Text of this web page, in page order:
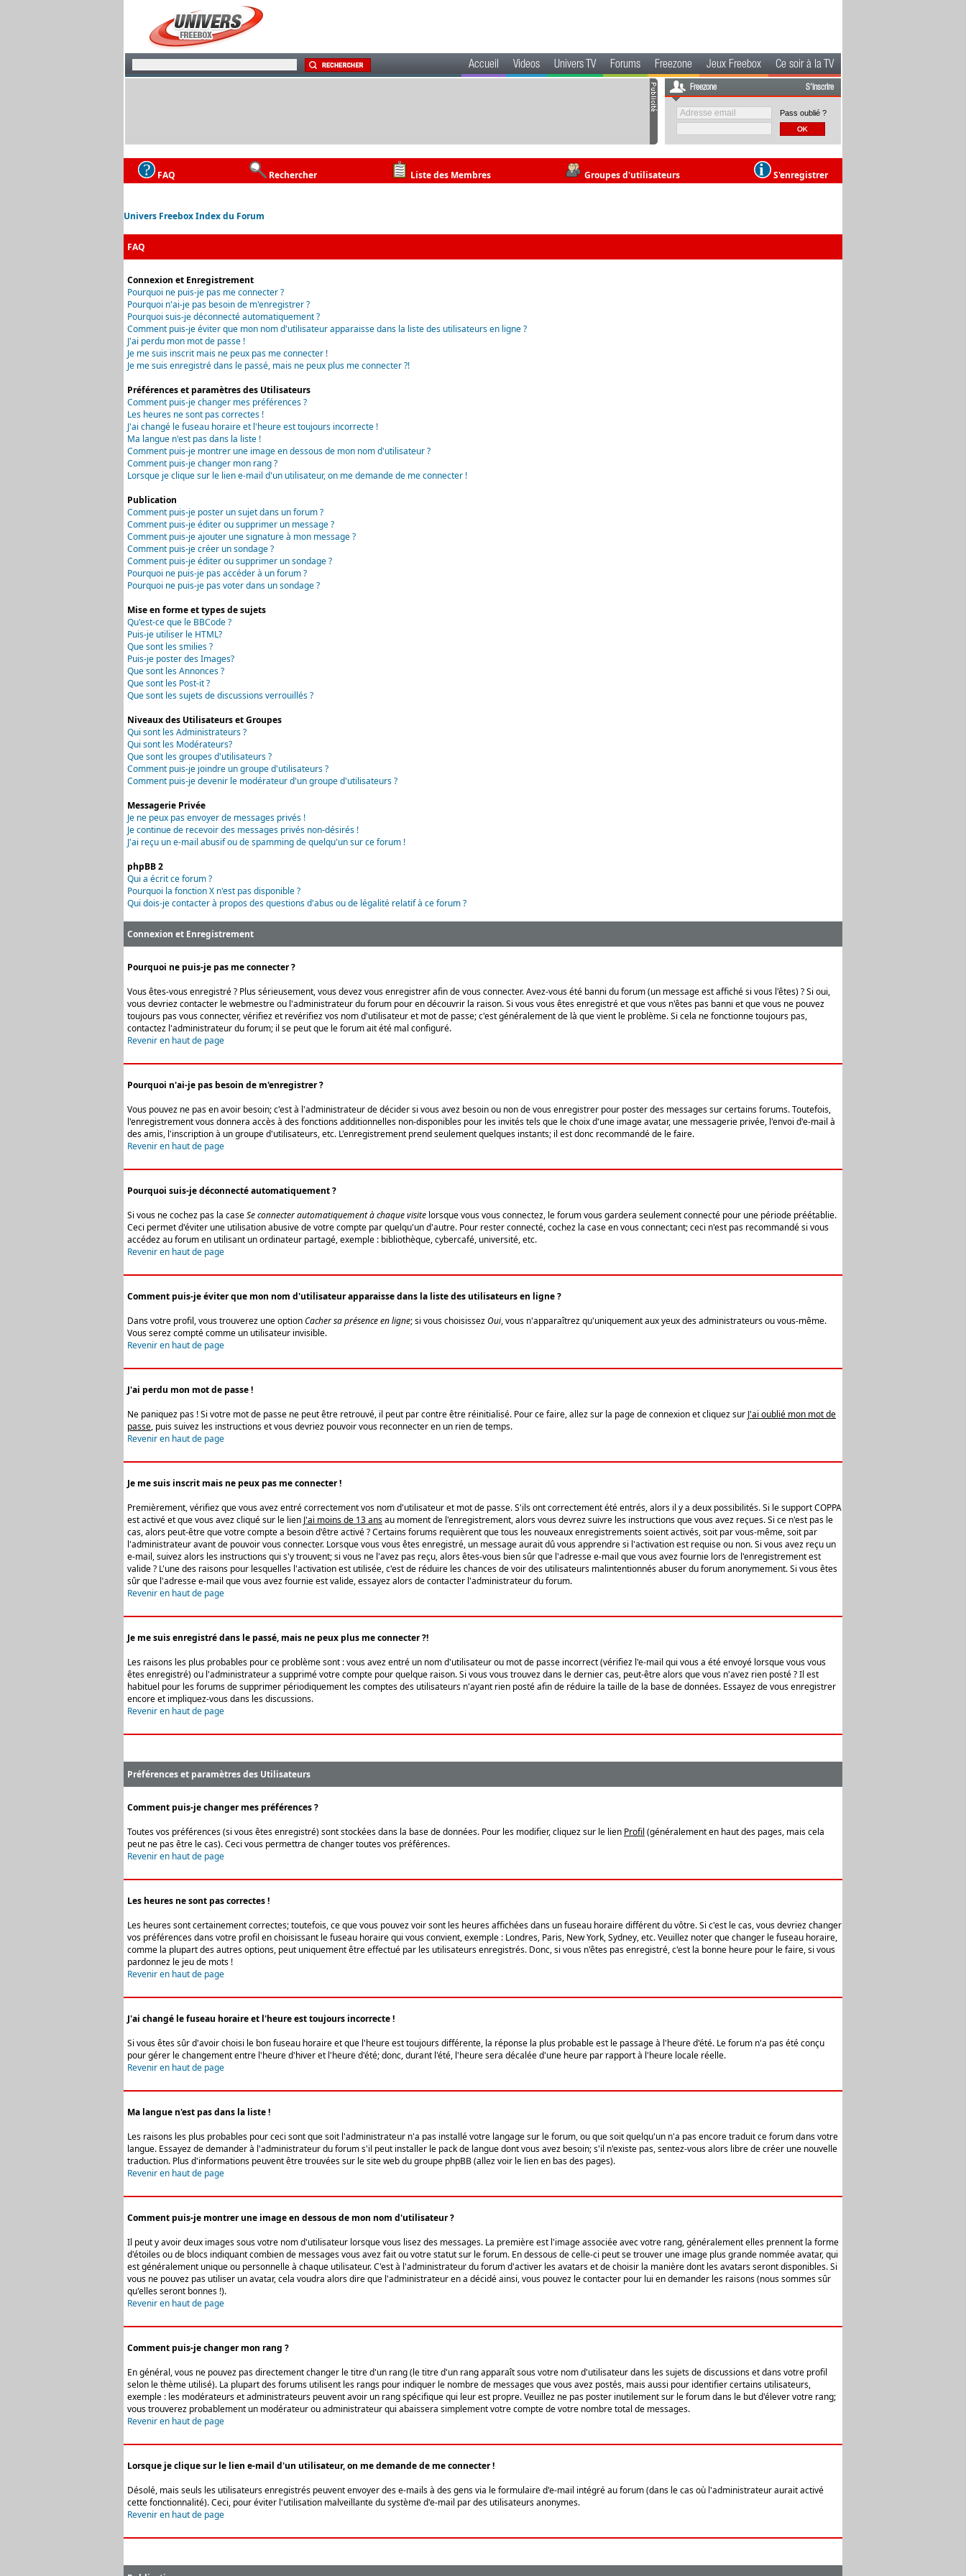
Accueil Videos Univers TV Forums Freezone Jeux Freebox Ce soir à la TV
Freezone S'inscrire
Pass oublié ?
FAQ Rechercher Liste des Membres Groupes d'utilisateurs S'enregistrer
Univers Freebox Index du Forum
FAQ
Connexion et Enregistrement
Pourquoi ne puis-je pas me connecter ?
Pourquoi n'ai-je pas besoin de m'enregistrer ?
Pourquoi suis-je déconnecté automatiquement ?
Comment puis-je éviter que mon nom d'utilisateur apparaisse dans la liste des utilisateurs en ligne ?
J'ai perdu mon mot de passe !
Je me suis inscrit mais ne peux pas me connecter !
Je me suis enregistré dans le passé, mais ne peux plus me connecter ?!
Préférences et paramètres des Utilisateurs
Comment puis-je changer mes préférences ?
Les heures ne sont pas correctes !
J'ai changé le fuseau horaire et l'heure est toujours incorrecte !
Ma langue n'est pas dans la liste !
Comment puis-je montrer une image en dessous de mon nom d'utilisateur ?
Comment puis-je changer mon rang ?
Lorsque je clique sur le lien e-mail d'un utilisateur, on me demande de me connecter !
Publication
Comment puis-je poster un sujet dans un forum ?
Comment puis-je éditer ou supprimer un message ?
Comment puis-je ajouter une signature à mon message ?
Comment puis-je créer un sondage ?
Comment puis-je éditer ou supprimer un sondage ?
Pourquoi ne puis-je pas accéder à un forum ?
Pourquoi ne puis-je pas voter dans un sondage ?
Mise en forme et types de sujets
Qu'est-ce que le BBCode ?
Puis-je utiliser le HTML?
Que sont les smilies ?
Puis-je poster des Images?
Que sont les Annonces ?
Que sont les Post-it ?
Que sont les sujets de discussions verrouillés ?
Niveaux des Utilisateurs et Groupes
Qui sont les Administrateurs ?
Qui sont les Modérateurs?
Que sont les groupes d'utilisateurs ?
Comment puis-je joindre un groupe d'utilisateurs ?
Comment puis-je devenir le modérateur d'un groupe d'utilisateurs ?
Messagerie Privée
Je ne peux pas envoyer de messages privés !
Je continue de recevoir des messages privés non-désirés !
J'ai reçu un e-mail abusif ou de spamming de quelqu'un sur ce forum !
phpBB 2
Qui a écrit ce forum ?
Pourquoi la fonction X n'est pas disponible ?
Qui dois-je contacter à propos des questions d'abus ou de légalité relatif à ce forum ?
Connexion et Enregistrement
Pourquoi ne puis-je pas me connecter ?
Vous êtes-vous enregistré ? Plus sérieusement, vous devez vous enregistrer afin de vous connecter. Avez-vous été banni du forum (un message est affiché si vous l'êtes) ? Si oui,
vous devriez contacter le webmestre ou l'administrateur du forum pour en découvrir la raison. Si vous vous êtes enregistré et que vous n'êtes pas banni et que vous ne pouvez
toujours pas vous connecter, vérifiez et revérifiez vos nom d'utilisateur et mot de passe; c'est généralement de là que vient le problème. Si cela ne fonctionne toujours pas,
contactez l'administrateur du forum; il se peut que le forum ait été mal configuré.
Revenir en haut de page
Pourquoi n'ai-je pas besoin de m'enregistrer ?
Vous pouvez ne pas en avoir besoin; c'est à l'administrateur de décider si vous avez besoin ou non de vous enregistrer pour poster des messages sur certains forums. Toutefois,
l'enregistrement vous donnera accès à des fonctions additionnelles non-disponibles pour les invités tels que le choix d'une image avatar, une messagerie privée, l'envoi d'e-mail à
des amis, l'inscription à un groupe d'utilisateurs, etc. L'enregistrement prend seulement quelques instants; il est donc recommandé de le faire.
Revenir en haut de page
Pourquoi suis-je déconnecté automatiquement ?
Si vous ne cochez pas la caseSe connecter automatiquement à chaque visite lorsque vous vous connectez, le forum vous gardera seulement connecté pour une période préétablie.
Ceci permet d'éviter une utilisation abusive de votre compte par quelqu'un d'autre. Pour rester connecté, cochez la case en vous connectant; ceci n'est pas recommandé si vous
accédez au forum en utilisant un ordinateur partagé, exemple : bibliothèque, cybercafé, université, etc.
Revenir en haut de page
Comment puis-je éviter que mon nom d'utilisateur apparaisse dans la liste des utilisateurs en ligne ?
Dans votre profil, vous trouverez une optionCacher sa présence en ligne; si vous choisissezOui, vous n'apparaîtrez qu'uniquement aux yeux des administrateurs ou vous-même.
Vous serez compté comme un utilisateur invisible.
Revenir en haut de page
J'ai perdu mon mot de passe !
Ne paniquez pas ! Si votre mot de passe ne peut être retrouvé, il peut par contre être réinitialisé. Pour ce faire, allez sur la page de connexion et cliquez sur J'ai oublié mon mot de
passe, puis suivez les instructions et vous devriez pouvoir vous reconnecter en un rien de temps.
Revenir en haut de page
Je me suis inscrit mais ne peux pas me connecter !
Premièrement, vérifiez que vous avez entré correctement vos nom d'utilisateur et mot de passe. S'ils ont correctement été entrés, alors il y a deux possibilités. Si le support COPPA
est activé et que vous avez cliqué sur le lien J'ai moins de 13 ansau moment de l'enregistrement, alors vous devrez suivre les instructions que vous avez reçues. Si ce n'est pas le
cas, alors peut-être que votre compte a besoin d'être activé ? Certains forums requièrent que tous les nouveaux enregistrements soient activés, soit par vous-même, soit par
l'administrateur avant de pouvoir vous connecter. Lorsque vous vous êtes enregistré, un message aurait dû vous apprendre si l'activation est requise ou non. Si vous avez reçu un
e-mail, suivez alors les instructions qui s'y trouvent; si vous ne l'avez pas reçu, alors êtes-vous bien sûr que l'adresse e-mail que vous avez fournie lors de l'enregistrement est
valide ? L'une des raisons pour lesquelles l'activation est utilisée, c'est de réduire les chances de voir des utilisateurs malintentionnés abuser du forum anonymement. Si vous êtes
sûr que l'adresse e-mail que vous avez fournie est valide, essayez alors de contacter l'administrateur du forum.
Revenir en haut de page
Je me suis enregistré dans le passé, mais ne peux plus me connecter ?!
Les raisons les plus probables pour ce problème sont : vous avez entré un nom d'utilisateur ou mot de passe incorrect (vérifiez l'e-mail qui vous a été envoyé lorsque vous vous
êtes enregistré) ou l'administrateur a supprimé votre compte pour quelque raison. Si vous vous trouvez dans le dernier cas, peut-être alors que vous n'avez rien posté ? Il est
habituel pour les forums de supprimer périodiquement les comptes des utilisateurs n'ayant rien posté afin de réduire la taille de la base de données. Essayez de vous enregistrer
encore et impliquez-vous dans les discussions.
Revenir en haut de page
Préférences et paramètres des Utilisateurs
Comment puis-je changer mes préférences ?
Toutes vos préférences (si vous êtes enregistré) sont stockées dans la base de données. Pour les modifier, cliquez sur le lien Profil (généralement en haut des pages, mais cela
peut ne pas être le cas). Ceci vous permettra de changer toutes vos préférences.
Revenir en haut de page
Les heures ne sont pas correctes !
Les heures sont certainement correctes; toutefois, ce que vous pouvez voir sont les heures affichées dans un fuseau horaire différent du vôtre. Si c'est le cas, vous devriez changer
vos préférences dans votre profil en choisissant le fuseau horaire qui vous convient, exemple : Londres, Paris, New York, Sydney, etc. Veuillez noter que changer le fuseau horaire,
comme la plupart des autres options, peut uniquement être effectué par les utilisateurs enregistrés. Donc, si vous n'êtes pas enregistré, c'est la bonne heure pour le faire, si vous
pardonnez le jeu de mots !
Revenir en haut de page
J'ai changé le fuseau horaire et l'heure est toujours incorrecte !
Si vous êtes sûr d'avoir choisi le bon fuseau horaire et que l'heure est toujours différente, la réponse la plus probable est le passage à l'heure d'été. Le forum n'a pas été conçu
pour gérer le changement entre l'heure d'hiver et l'heure d'été; donc, durant l'été, l'heure sera décalée d'une heure par rapport à l'heure locale réelle.
Revenir en haut de page
Ma langue n'est pas dans la liste !
Les raisons les plus probables pour ceci sont que soit l'administrateur n'a pas installé votre langage sur le forum, ou que soit quelqu'un n'a pas encore traduit ce forum dans votre
langue. Essayez de demander à l'administrateur du forum s'il peut installer le pack de langue dont vous avez besoin; s'il n'existe pas, sentez-vous alors libre de créer une nouvelle
traduction. Plus d'informations peuvent être trouvées sur le site web du groupe phpBB (allez voir le lien en bas des pages).
Revenir en haut de page
Comment puis-je montrer une image en dessous de mon nom d'utilisateur ?
Il peut y avoir deux images sous votre nom d'utilisateur lorsque vous lisez des messages. La première est l'image associée avec votre rang, généralement elles prennent la forme
d'étoiles ou de blocs indiquant combien de messages vous avez fait ou votre statut sur le forum. En dessous de celle-ci peut se trouver une image plus grande nommée avatar, qui
est généralement unique ou personnelle à chaque utilisateur. C'est à l'administrateur du forum d'activer les avatars et de choisir la manière dont les avatars seront disponibles. Si
vous ne pouvez pas utiliser un avatar, cela voudra alors dire que l'administrateur en a décidé ainsi, vous pouvez le contacter pour lui en demander les raisons (nous sommes sûr
qu'elles seront bonnes !).
Revenir en haut de page
Comment puis-je changer mon rang ?
En général, vous ne pouvez pas directement changer le titre d'un rang (le titre d'un rang apparaît sous votre nom d'utilisateur dans les sujets de discussions et dans votre profil
selon le thème utilisé). La plupart des forums utilisent les rangs pour indiquer le nombre de messages que vous avez postés, mais aussi pour identifier certains utilisateurs,
exemple : les modérateurs et administrateurs peuvent avoir un rang spécifique qui leur est propre. Veuillez ne pas poster inutilement sur le forum dans le but d'élever votre rang;
vous trouverez probablement un modérateur ou administrateur qui abaissera simplement votre compte de votre nombre total de messages.
Revenir en haut de page
Lorsque je clique sur le lien e-mail d'un utilisateur, on me demande de me connecter !
Désolé, mais seuls les utilisateurs enregistrés peuvent envoyer des e-mails à des gens via le formulaire d'e-mail intégré au forum (dans le cas où l'administrateur aurait activé
cette fonctionnalité). Ceci, pour éviter l'utilisation malveillante du système d'e-mail par des utilisateurs anonymes.
Revenir en haut de page